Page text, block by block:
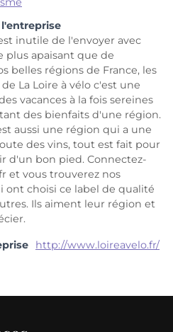
inutile de l'envoyer avec
plus apaisant que de
belles régions de France, les
de La Loire à vélo c'est une
vacances à la fois sereines
des bienfaits d'une région.
aussi une région qui a une
des vins, tout est fait pour
d'un bon pied. Connectez-
et vous trouverez nos
ont choisi ce label de qualité
Ils aiment leur région et
http://www.loireavelo.fr/